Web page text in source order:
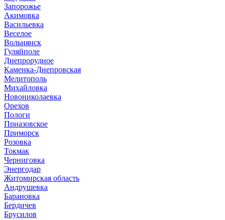
Запорожье
Акимовка
Васильевка
Веселое
Вольнянск
Гуляйполе
Днепрорудное
Каменка-Днепровская
Мелитополь
Михайловка
Новониколаевка
Орехов
Пологи
Приазовское
Приморск
Розовка
Токмак
Черниговка
Энергодар
Житомирская область
Андрушевка
Барановка
Бердичев
Брусилов